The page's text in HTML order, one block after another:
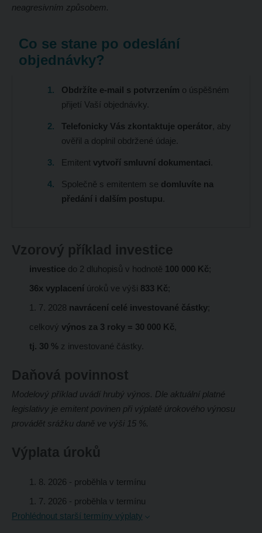
neagresivním způsobem.
Co se stane po odeslání
objednávky?
Obdržíte e-mail s potvrzením o úspěšném
přijetí Vaší objednávky.
Telefonicky Vás zkontaktuje operátor, aby
ověřil a doplnil obdržené údaje.
Emitent vytvoří smluvní dokumentaci.
Společně s emitentem se domluvíte na
předání i dalším postupu.
Vzorový příklad investice
investice do 2 dluhopisů v hodnotě 100 000 Kč;
36x vyplacení úroků ve výši 833 Kč;
1. 7. 2028 navrácení celé investované částky;
celkový výnos za 3 roky = 30 000 Kč,
tj. 30 %z investované částky.
Daňová povinnost
Modelový příklad uvádí hrubý výnos. Dle aktuální platné
legislativy je emitent povinen při výplatě úrokového výnosu
provádět srážku daně ve výši 15 %.
Výplata úroků
1. 8. 2026 - proběhla v termínu
1. 7. 2026 - proběhla v termínu
Prohlédnout starší termíny výplaty